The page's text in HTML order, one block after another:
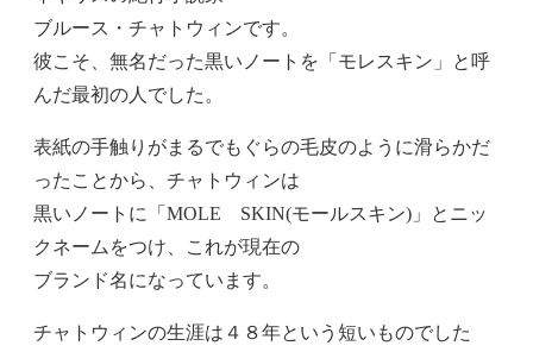
ブルース・チャトウィンです。
彼こそ、無名だった黒いノートを「モレスキン」と呼
んだ最初の人でした。
表紙の手触りがまるでもぐらの毛皮のように滑らかだ
ったことから、チャトウィンは
黒いノートに「MOLE SKIN(モールスキン)」とニッ
クネームをつけ、これが現在の
ブランド名になっています。
チャトウィンの生涯は４８年という短いものでした